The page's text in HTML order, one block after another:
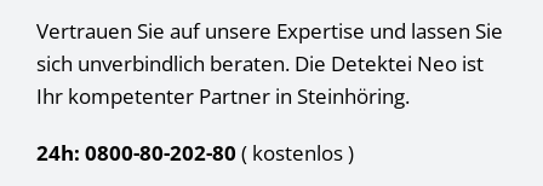
Vertrauen Sie auf unsere Expertise und lassen Sie
sich unverbindlich beraten. Die Detektei Neo ist
Ihr kompetenter Partner in Steinhöring.
24h: 0800-80-202-80 ( kostenlos)